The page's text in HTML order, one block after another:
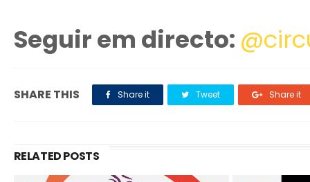
Seguir em directo:
SHARE THIS Share it Tweet Share it
RELATED POSTS